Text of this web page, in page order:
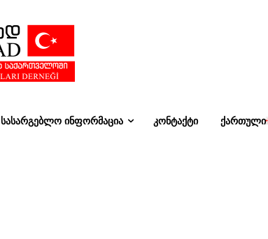
ᲡᲐᲡᲐᲠᲒᲔᲑᲚᲝ ᲘᲜᲤᲝᲠᲛᲐᲪᲘᲐ ᲙᲝᲜᲢᲐᲥᲢᲘ ᲥᲐᲠᲗᲣᲚᲘ